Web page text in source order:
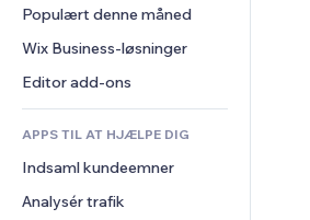
Fildeling
Nyheder
Knapper og menuer
Bannere og badges
Lommeregnere
Søg
Vejr
Diagrammer og tabeller
Kommentarer
Telefon
Fællesskab
Anmeldelser og anbefalinger
CRM
Populært denne måned
Wix Business-løsninger
Editor add-ons
APPS TIL AT HJÆLPE DIG
Indsaml kundeemner
Analysér trafik